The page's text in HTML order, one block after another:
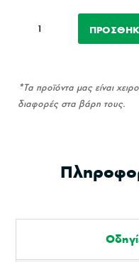
ποσότητα
*Τα προϊόντα μας είναι
διαφορές στα βάρη τους.